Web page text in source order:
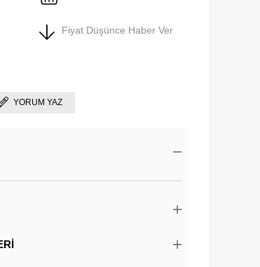
Fiyat Düşünce Haber Ver
YORUM YAZ